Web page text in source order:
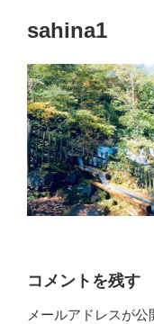
sahina1
コメントを残す
メールアドレスが公